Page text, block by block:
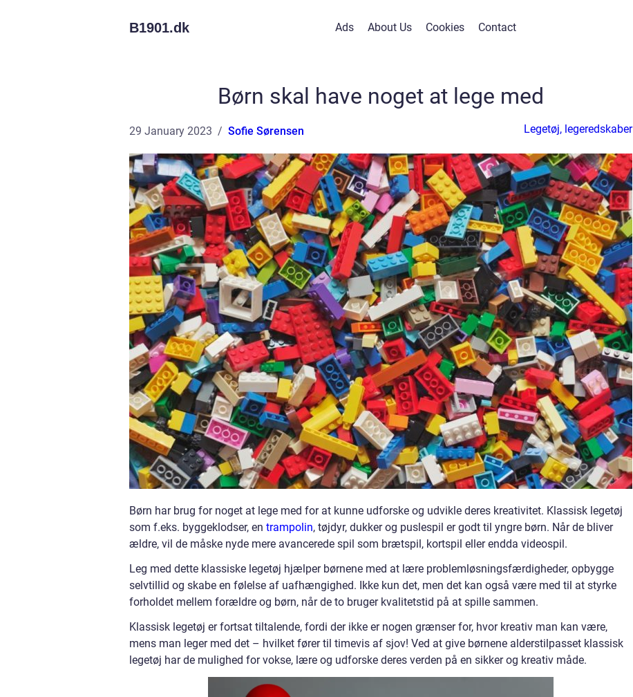
B1901.dk Ads About Us Cookies Contact
Børn skal have noget at lege med
29 January 2023 Sofie Sørensen Legetøj, legeredskaber
Børn har brug for noget at lege med for at kunne udforske og udvikle deres kreativitet. Klassisk legetøj
som f.eks. byggeklodser, en trampolin, tøjdyr, dukker og puslespil er godt til yngre børn. Når de bliver
ældre, vil de måske nyde mere avancerede spil som brætspil, kortspil eller endda videospil.
Leg med dette klassiske legetøj hjælper børnene med at lære problemløsningsfærdigheder, opbygge
selvtillid og skabe en følelse af uafhængighed. Ikke kun det, men det kan også være med til at styrke
forholdet mellem forældre og børn, når de to bruger kvalitetstid på at spille sammen.
Klassisk legetøj er fortsat tiltalende, fordi der ikke er nogen grænser for, hvor kreativ man kan være,
mens man leger med det – hvilket fører til timevis af sjov! Ved at give børnene alderstilpasset klassisk
legetøj har de mulighed for vokse, lære og udforske deres verden på en sikker og kreativ måde.